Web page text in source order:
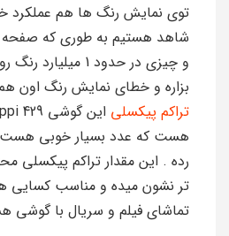
توی نمایش رنگ ها هم عملکرد
و چیزی در حدود 1
بزاره و خطای نمایش رنگ اون
تراکم پیکسلی
هست که عدد بسیار خوبی هست
رده . این مقدار تراکم پیکسلی
تر نشون میده و مناسب کسایی
تماشای فیلم و سریال با گوشی